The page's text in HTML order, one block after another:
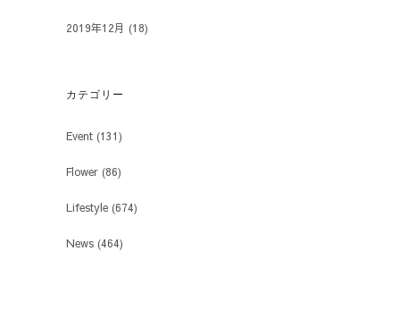
2019年12月 (18)
カテゴリー
Event (131)
Flower (86)
Lifestyle (674)
News (464)